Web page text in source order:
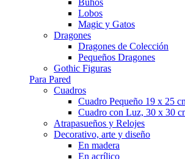
Buhos
Lobos
Magic y Gatos
Dragones
Dragones de Colección
Pequeños Dragones
Gothic Figuras
Para Pared
Cuadros
Cuadro Pequeño 19 x 25
Cuadro con Luz, 30 x 30
Atrapasueños y Relojes
Decorativo, arte y diseño
En madera
En acrílico